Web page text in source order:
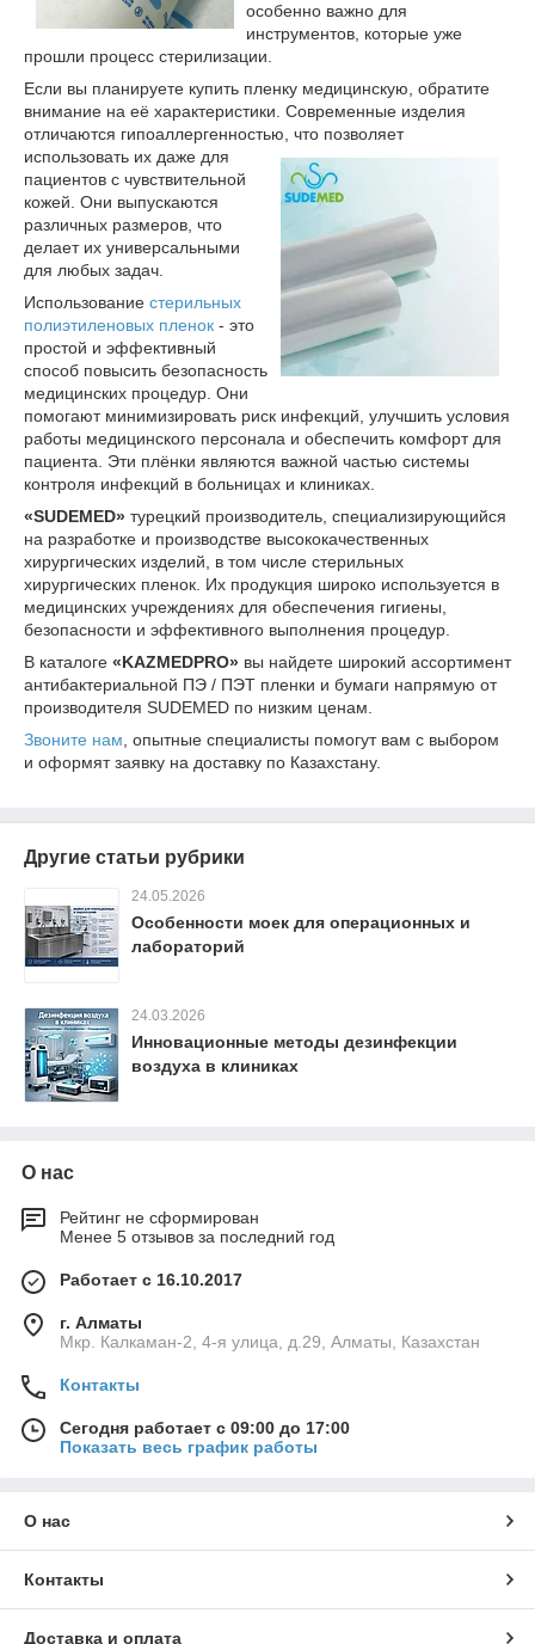
особенно важно для
инструментов, которые уже
прошли процесс стерилизации.
Если вы планируете купить пленку медицинскую, обратите
внимание на её характеристики. Современные изделия
отличаются гипоаллергенностью, что позволяет
использовать их даже для
пациентов с чувствительной
кожей. Они выпускаются
различных размеров, что
делает их универсальными
для любых задач.
Использование стерильных
полиэтиленовых пленок - это
простой и эффективный
способ повысить безопасность
медицинских процедур. Они
помогают минимизировать риск инфекций, улучшить условия
работы медицинского персонала и обеспечить комфорт для
пациента. Эти плёнки являются важной частью системы
контроля инфекций в больницах и клиниках.
«SUDEMED» турецкий производитель, специализирующийся
на разработке и производстве высококачественных
хирургических изделий, в том числе стерильных
хирургических пленок. Их продукция широко используется в
медицинских учреждениях для обеспечения гигиены,
безопасности и эффективного выполнения процедур.
В каталоге «KAZMEDPRO» вы найдете широкий ассортимент
антибактериальной ПЭ / ПЭТ пленки и бумаги напрямую от
производителя SUDEMED по низким ценам.
Звоните нам, опытные специалисты помогут вам с выбором
и оформят заявку на доставку по Казахстану.
Другие статьи рубрики
24.05.2026
Особенности моек для операционных и
лабораторий
24.03.2026
Инновационные методы дезинфекции
воздуха в клиниках
О нас
Рейтинг не сформирован
Менее 5 отзывов за последний год
Работает с 16.10.2017
г. Алматы
Мкр. Калкаман-2, 4-я улица, д.29, Алматы, Казахстан
Контакты
Сегодня работает с 09:00 до 17:00
Показать весь график работы
О нас
Контакты
Доставка и оплата